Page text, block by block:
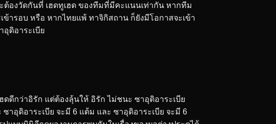
ต้องวัดกันที่ เฮดทูเฮด ของทีมที่มีคะแนนเท่ากัน หากทีม
ารอบ หรือ หากไทยแพ้ ทาจิกิสถาน ก็ยังมีโอกาสจะเข้า
ดิอาระเบีย
ดีกว่าอิรัก แต่ต้องลุ้นให้ อิรัก ไม่ชนะ ซาอุดิอาระเบีย
าอุดิอาระเบีย จะมี 6 แต้ม และ ซาอุดิอาระเบีย จะมี 6